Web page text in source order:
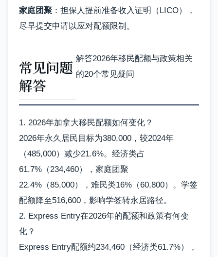
家庭团聚 ：担保人提前准备收入证明（LICO），
尽早提交申请以应对配额限制。
常见问题
解答
解答2026年移民配额与政策相关
的20个常见疑问
1. 2026年加拿大移民配额如何变化？
2026年永久居民目标为380,000，较2024年
（485,000）减少21.6%。经济类占
61.7%（234,460），家庭团聚
22.4%（85,000），难民类16%（60,800）。学签
配额降至516,600，影响学签转永居路径。
2. Express Entry在2026年的配额和政策有何变
化？
Express Entry配额约234,460（经济类61.7%），